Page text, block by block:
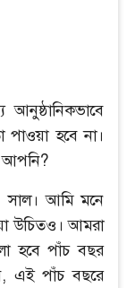
আনুষ্ঠানিকভাবে
হবে না।
আপনি?
সাল। আমি মনে
উচিতও। আমরা
হবে পাঁচ বছর
এই পাঁচ বছরে